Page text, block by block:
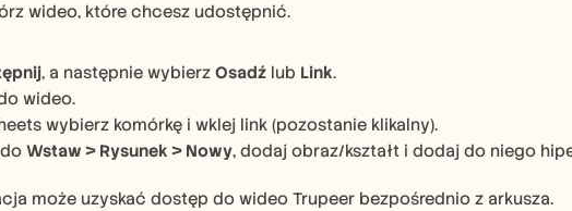
wideo, które chcesz udostępnić.
, a następnie wybierz Osadź lub Link.
wideo.
wybierz komórkę i wklej link (pozostanie klikalny).
Wstaw > Rysunek > Nowy, dodaj obraz/kształt i dodaj do niego
może uzyskać dostęp do wideo Trupeer bezpośrednio z arkusza.